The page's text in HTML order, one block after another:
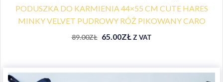
PODUSZKA DO KARMIENIA 44×55 CM CUTE HARES
MINKY VELVET PUDROWY RÓŻ PIKOWANY CARO
89.00ZŁ 65.00ZŁ Z VAT